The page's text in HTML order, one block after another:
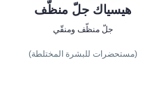
هيسياك جلّ منظّف
جلّ منظّف ومنقّي
(مستحضرات للبشرة المختلطة)